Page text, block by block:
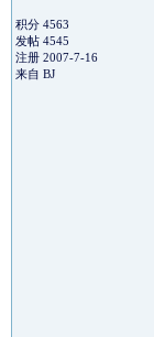
积分 4563
发帖 4545
注册 2007-7-16
来自 BJ